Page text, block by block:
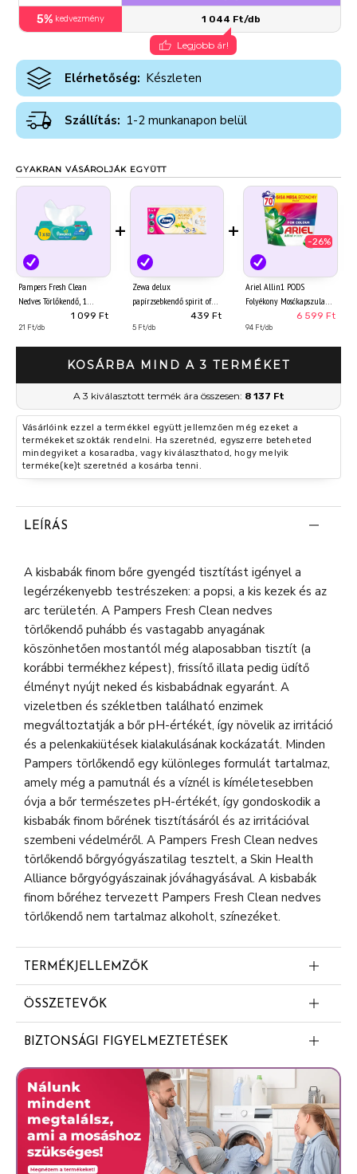
5% kedvezmény 1 044 Ft/db
Legjobb ár!
Elérhetőség: Készleten
Szállítás: 1-2 munkanapon belül
GYAKRAN VÁSÁROLJÁK EGYÜTT
Pampers Fresh Clean
Nedves Törlőkendő, 1
1 099 Ft
21 Ft/db
+
Zewa delux
papírzsebkendő spirit of
tea 3 rétegű 90 db439 Ft
5 Ft/db
+
-26%
Ariel Allin1 PODS
Folyékony Mosókapszula
Színes Ruhákhoz, 70
Mosáshoz
6 599 Ft
94 Ft/db
KOSÁRBA MIND A 3 TERMÉKET
A 3 kiválasztott termék ára összesen: 8 137 Ft
Vásárlóink ezzel a termékkel együtt jellemzően még ezeket a
termékeket szokták rendelni. Ha szeretnéd, egyszerre beteheted
mindegyiket a kosaradba, vagy kiválaszthatod, hogy melyik
terméke(ke)t szeretnéd a kosárba tenni.
LEÍRÁS
A kisbabák finom bőre gyengéd tisztítást igényel a
legérzékenyebb testrészeken: a popsi, a kis kezek és az
arc területén. A Pampers Fresh Clean nedves
törlőkendő puhább és vastagabb anyagának
köszönhetően mostantól még alaposabban tisztít (a
korábbi termékhez képest), frissítő illata pedig üdítő
élményt nyújt neked és kisbabádnak egyaránt. A
vizeletben és székletben található enzimek
megváltoztatják a bőr pH-értékét, így növelik az irritáció
és a pelenkakiütések kialakulásának kockázatát. Minden
Pampers törlőkendő egy különleges formulát tartalmaz,
amely még a pamutnál és a víznél is kíméletesebben
óvja a bőr természetes pH-értékét, így gondoskodik a
kisbabák finom bőrének tisztításáról és az irritációval
szembeni védelméről. A Pampers Fresh Clean nedves
törlőkendő bőrgyógyászatilag tesztelt, a Skin Health
Alliance bőrgyógyászainak jóváhagyásával. A kisbabák
finom bőréhez tervezett Pampers Fresh Clean nedves
törlőkendő nem tartalmaz alkoholt, színezéket.
TERMÉKJELLEMZŐK
A pelenka alatti területek, a kéz és a kisbaba
arcának alaposabb tisztítására (a korábbi termékhez
képest)
pamutnál és a víznél is kíméletesebben óvja a bőr
természetes pH-értékét
Bőrgyógyászatilag tesztelt
0% alkohol, színezék
Puhább és vastagabb anyaga (a korábbi termékhez
ÖSSZETEVŐK
Aqua
PEG-40 Hydrogenated Castor Oil
Sodium Citrate
Sodium Benzoate
Sorbitan Caprylate
BIZTONSÁGI FIGYELMEZTETÉSEK
A fulladás és/vagy önfojtás veszélyének elkerülése
csomagolóanyagot tartsa csecsemőktől és gyermekektől